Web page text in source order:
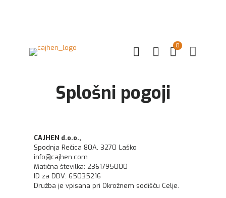
0
Splošni pogoji
CAJHEN d.o.o.,
Spodnja Rečica 80A, 3270 Laško
info@cajhen.com
Matična številka: 2361795000
ID za DDV: 65035216
Družba je vpisana pri Okrožnem sodišču Celje.